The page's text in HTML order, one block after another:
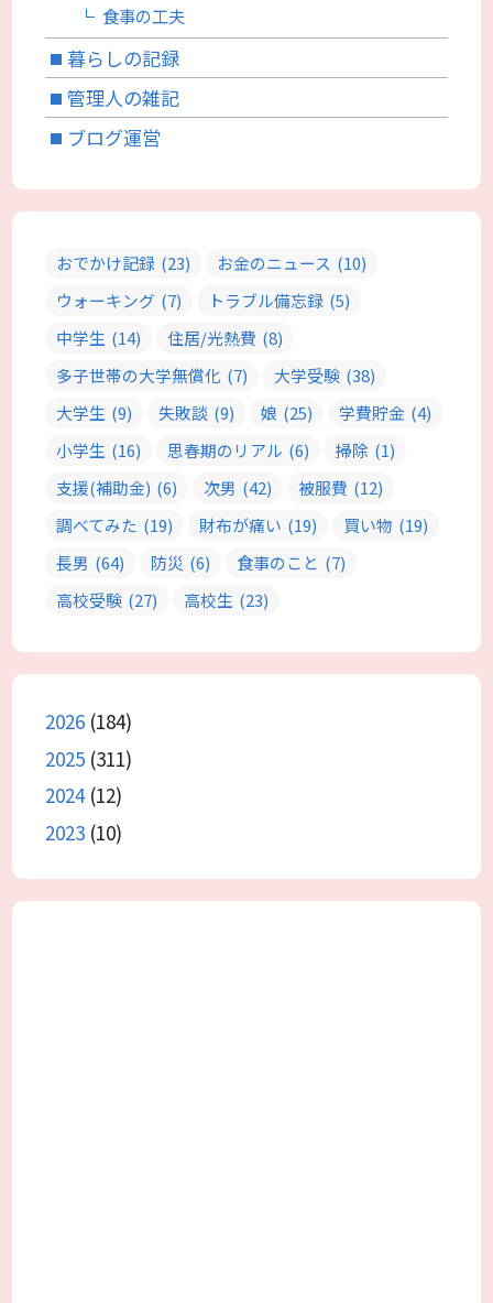
食事の工夫
暮らしの記録
管理人の雑記
ブログ運営
おでかけ記録 (23) お金のニュース (10)
ウォーキング (7) トラブル備忘録 (5)
中学生 (14) 住居/光熱費 (8)
多子世帯の大学無償化 (7) 大学受験 (38)
大学生 (9) 失敗談 (9) 娘 (25) 学費貯金 (4)
小学生 (16) 思春期のリアル (6) 掃除 (1)
支援(補助金) (6) 次男 (42) 被服費 (12)
調べてみた (19) 財布が痛い (19) 買い物 (19)
長男 (64) 防災 (6) 食事のこと (7)
高校受験 (27) 高校生 (23)
2026 (184)
2025 (311)
2024(12)
2023 (10)